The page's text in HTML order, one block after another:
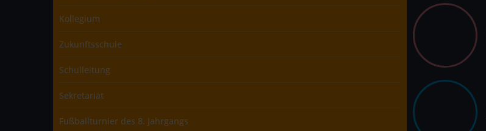
Kollegium
Zukunftsschule
Schulleitung
Sekretariat
Fußballturnier des 8. Jahrgangs